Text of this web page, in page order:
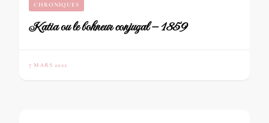
CHRONIQUES
Katia ou le bohneur conjugal – 1859
7 MARS 2022